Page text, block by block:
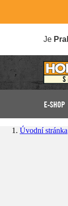
Je
E-SHOP
Úvodní stránka